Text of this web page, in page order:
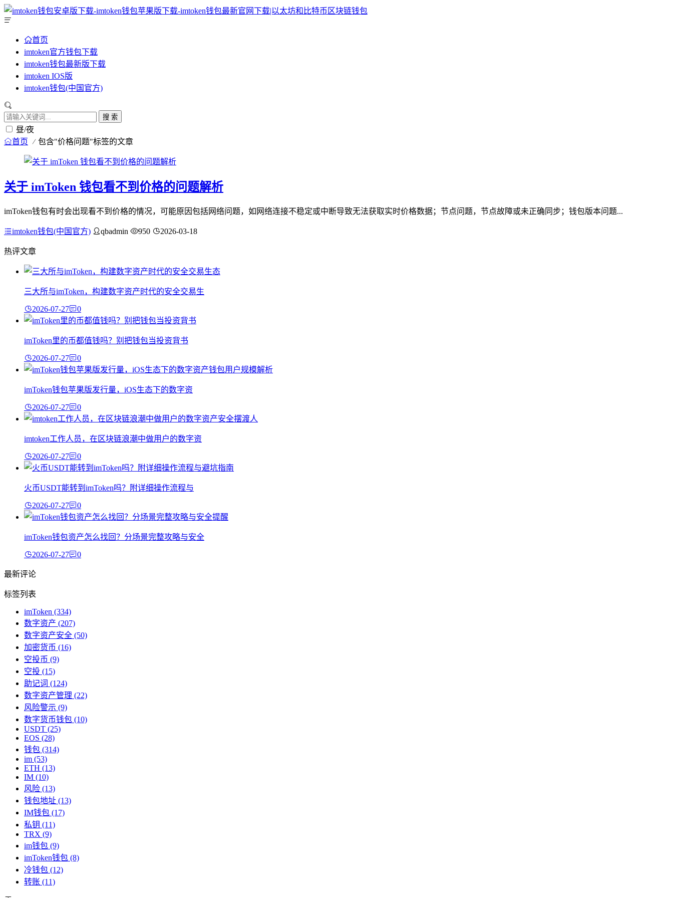
首页
imtoken官方钱包下载
imtoken钱包最新版下载
imtoken IOS版
imtoken钱包(中国官方)
搜 索
昼/夜
首页 包含"价格问题"标签的文章
关于 imToken 钱包看不到价格的问题解析
imToken钱包有时会出现看不到价格的情况，可能原因包括网络问题，如网络连接不稳定或中断导致无法获取实时价格数据；节点问题，节点故障或未正确同步；钱包版本问题...
imtoken钱包(中国官方) qbadmin 950 2026-03-18
热评文章
三大所与imToken，构建数字资产时代的安全交易生
2026-07-27 0
imToken里的币都值钱吗？别把钱包当投资背书
2026-07-27 0
imToken钱包苹果版发行量，iOS生态下的数字资
2026-07-27 0
imtoken工作人员，在区块链浪潮中做用户的数字资
2026-07-27 0
火币USDT能转到imToken吗？附详细操作流程与
2026-07-27 0
imToken钱包资产怎么找回？分场景完整攻略与安全
2026-07-27 0
最新评论
标签列表
imToken (334)
数字资产 (207)
数字资产安全 (50)
加密货币 (16)
空投币 (9)
空投 (15)
助记词 (124)
数字资产管理 (22)
风险警示 (9)
数字货币钱包 (10)
USDT (25)
EOS (28)
钱包 (314)
im (53)
ETH (13)
IM (10)
风险 (13)
钱包地址 (13)
IM钱包 (17)
私钥 (11)
TRX (9)
im钱包 (9)
imToken钱包 (8)
冷钱包 (12)
转账 (11)